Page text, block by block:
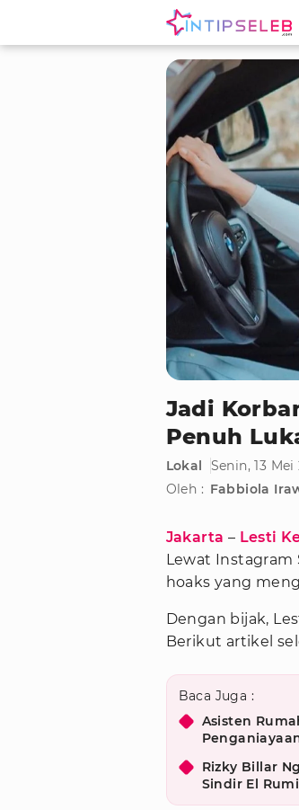
Jadi
Penuh
Lokal
Senin, 13
Oleh : Fabbiola
Jakarta – Lesti
Lewat Instagram
hoaks yang
Dengan bijak,
Berikut artikel
Baca Juga :
Asisten
Rizky Billar
Sindir El